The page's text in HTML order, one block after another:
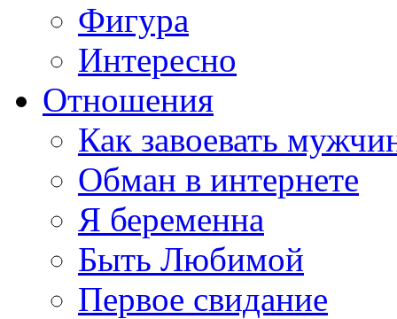
Фигура
Интересно
Отношения
Как завоевать
Обман в интернете
Я беременна
Быть Любимой
Первое свидание